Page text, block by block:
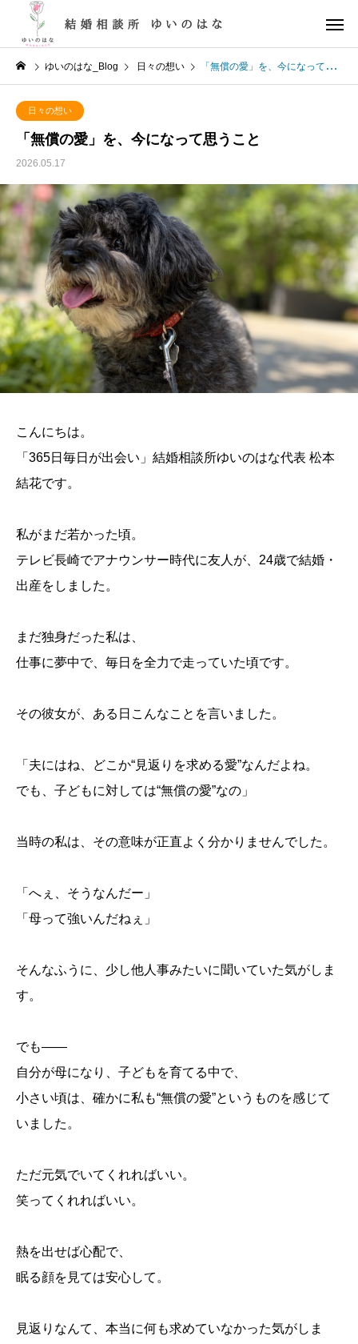
ゆいのはな_Blog 日々の想い 「無償の愛」を、今になって思うこと
日々の想い
「無償の愛」を、今になって思うこと
2026.05.17
こんにちは。
「365日毎日が出会い」結婚相談所ゆいのはな代表 松本
結花です。
私がまだ若かった頃。
テレビ長崎でアナウンサー時代に友人が、24歳で結婚・
出産をしました。
まだ独身だった私は、
仕事に夢中で、毎日を全力で走っていた頃です。
その彼女が、ある日こんなことを言いました。
「夫にはね、どこか“見返りを求める愛”なんだよね。
でも、子どもに対しては“無償の愛”なの」
当時の私は、その意味が正直よく分かりませんでした。
「へぇ、そうなんだー」
「母って強いんだねぇ」
そんなふうに、少し他人事みたいに聞いていた気がしま
す。
でも――
自分が母になり、子どもを育てる中で、
小さい頃は、確かに私も“無償の愛”というものを感じて
いました。
ただ元気でいてくれればいい。
笑ってくれればいい。
熱を出せば心配で、
眠る顔を見ては安心して。
見返りなんて、本当に何も求めていなかった気がしま